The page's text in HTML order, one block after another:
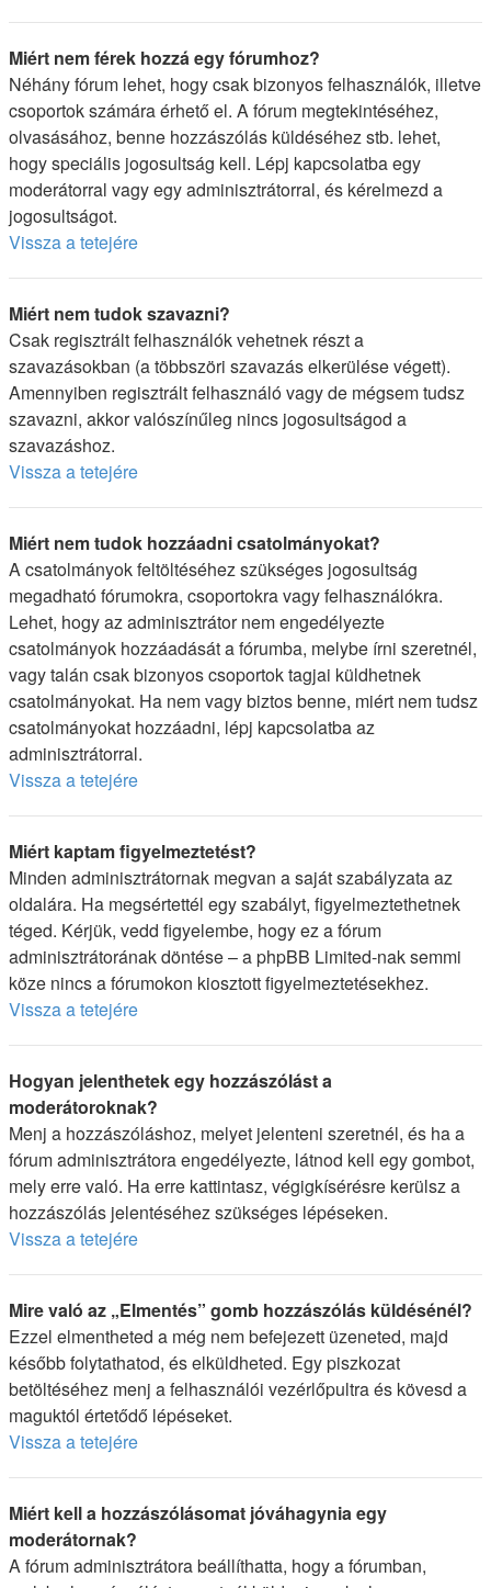
Miért nem férek hozzá egy fórumhoz?
Néhány fórum lehet, hogy csak bizonyos felhasználók, illetve
csoportok számára érhető el. A fórum megtekintéséhez,
olvasásához, benne hozzászólás küldéséhez stb. lehet,
hogy speciális jogosultság kell. Lépj kapcsolatba egy
moderátorral vagy egy adminisztrátorral, és kérelmezd a
jogosultságot.
Vissza a tetejére
Miért nem tudok szavazni?
Csak regisztrált felhasználók vehetnek részt a
szavazásokban (a többszöri szavazás elkerülése végett).
Amennyiben regisztrált felhasználó vagy de mégsem tudsz
szavazni, akkor valószínűleg nincs jogosultságod a
szavazáshoz.
Vissza a tetejére
Miért nem tudok hozzáadni csatolmányokat?
A csatolmányok feltöltéséhez szükséges jogosultság
megadható fórumokra, csoportokra vagy felhasználókra.
Lehet, hogy az adminisztrátor nem engedélyezte
csatolmányok hozzáadását a fórumba, melybe írni szeretnél,
vagy talán csak bizonyos csoportok tagjai küldhetnek
csatolmányokat. Ha nem vagy biztos benne, miért nem tudsz
csatolmányokat hozzáadni, lépj kapcsolatba az
adminisztrátorral.
Vissza a tetejére
Miért kaptam figyelmeztetést?
Minden adminisztrátornak megvan a saját szabályzata az
oldalára. Ha megsértettél egy szabályt, figyelmeztethetnek
téged. Kérjük, vedd figyelembe, hogy ez a fórum
adminisztrátorának döntése – a phpBB Limited-nak semmi
köze nincs a fórumokon kiosztott figyelmeztetésekhez.
Vissza a tetejére
Hogyan jelenthetek egy hozzászólást a
moderátoroknak?
Menj a hozzászóláshoz, melyet jelenteni szeretnél, és ha a
fórum adminisztrátora engedélyezte, látnod kell egy gombot,
mely erre való. Ha erre kattintasz, végigkísérésre kerülsz a
hozzászólás jelentéséhez szükséges lépéseken.
Vissza a tetejére
Mire való az „Elmentés” gomb hozzászólás küldésénél?
Ezzel elmentheted a még nem befejezett üzeneted, majd
később folytathatod, és elküldheted. Egy piszkozat
betöltéséhez menj a felhasználói vezérlőpultra és kövesd a
maguktól értetődő lépéseket.
Vissza a tetejére
Miért kell a hozzászólásomat jóváhagynia egy
moderátornak?
A fórum adminisztrátora beállíthatta, hogy a fórumban,